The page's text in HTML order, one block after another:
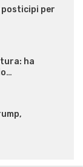
posticipi per
ha